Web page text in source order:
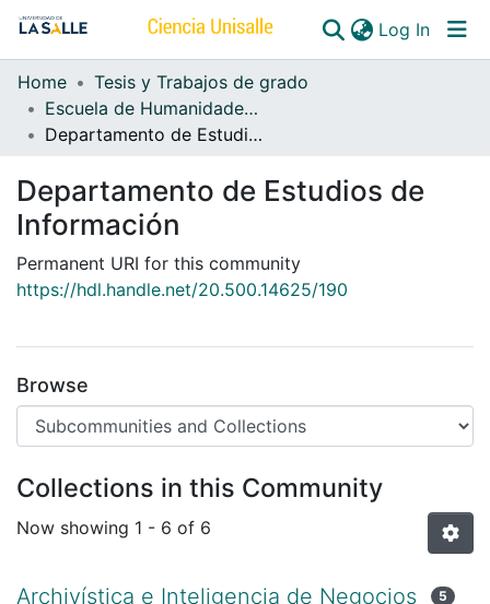
Log In
Communities & Collections
All of DSpace
Home
Tesis y Trabajos de grado
Escuela de Humanidades y Estudios Sociales
Departamento de Estudios de Información
Departamento de Estudios de
Información
Permanent URI for this community
https://hdl.handle.net/20.500.14625/190
Browse
Collections in this Community
Now showing 1 - 6 of 6
Archivística e Inteligencia de Negocios 5